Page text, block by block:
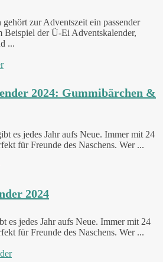
zur Adventszeit ein passender
Beispiel der Ü-Ei Adventskalender,
...
2024: Gummibärchen &
es jedes Jahr aufs Neue. Immer mit 24
für Freunde des Naschens. Wer ...
2024
es jedes Jahr aufs Neue. Immer mit 24
für Freunde des Naschens. Wer ...